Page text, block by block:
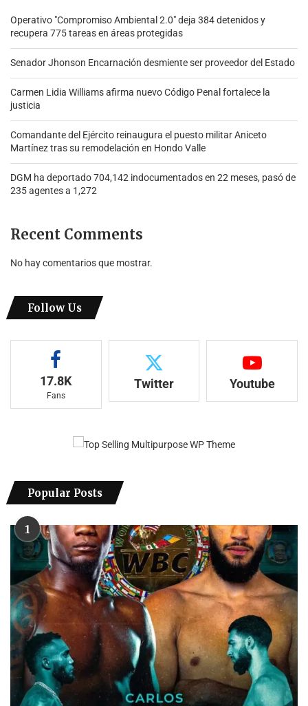
Operativo "Compromiso Ambiental 2.0″ deja 384 detenidos y
recupera 775 tareas en áreas protegidas
Senador Jhonson Encarnación desmiente ser proveedor del Estado
Carmen Lidia Williams afirma nuevo Código Penal fortalece la
justicia
Comandante del Ejército reinaugura el puesto militar Aniceto
Martínez tras su remodelación en Hondo Valle
DGM ha deportado 704,142 indocumentados en 22 meses, pasó de
235 agentes a 1,272
Recent Comments
No hay comentarios que mostrar.
Follow Us
17.8K
Fans
Twitter Youtube
Popular Posts
1